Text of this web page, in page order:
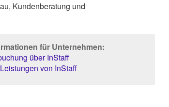
Kundenberatung und
für Unternehmen:
über InStaff
von InStaff